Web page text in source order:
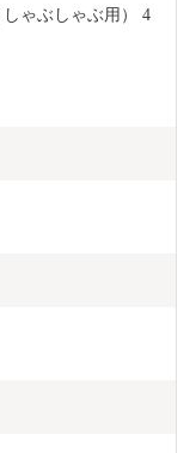
ゃぶしゃぶ用） 4